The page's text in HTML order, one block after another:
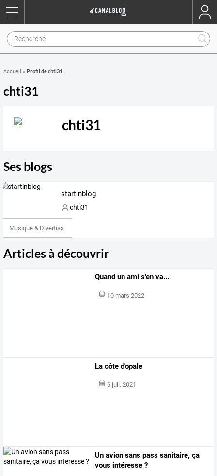
Accueil » Profil de chti31
chti31
chti31
Ses blogs
startinblog
chti31
Musique & Divertissements
Articles à découvrir
Quand un ami s'en va....
10 mars 2022
La côte d'opale
6 juil. 2021
Un avion sans pass sanitaire, ça
vous intéresse ?